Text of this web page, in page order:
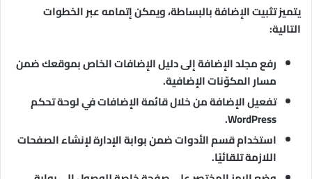
يتميز تثبيت الإضافة بالبساطة، ويمكن إتمامه عبر الخطوات
التالية:
رفع مجلد الإضافة إلى دليل الإضافات الخاص بموقعك ضمن
مسار المكوّنات الإضافية.
تفعيل الإضافة من خلال قائمة الإضافات في لوحة تحكم
WordPress.
استخدام قسم الأدوات ضمن بوابة الإدارة لإنشاء الصفحات
اللازمة تلقائيًا.